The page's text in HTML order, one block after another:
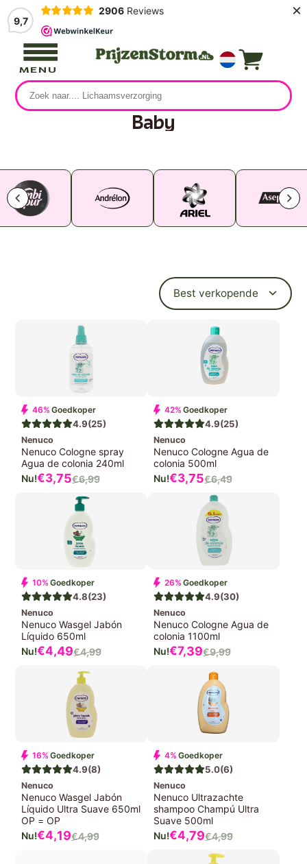
9,7
2906 Reviews ×
MENU
Baby
Best verkopende
46% Goedkoper
4.9(25)
Nenuco
Nenuco Cologne spray
Agua de colonia 240ml
Verkoopprijs
€3,75
Normale
prijs
€6,99
42% Goedkoper
4.9(25)
Nenuco
Nenuco Cologne Agua de
colonia 500ml
Verkoopprijs
€3,75
Normale
prijs
€6,49
10% Goedkoper
4.8(23)
Nenuco
Nenuco Wasgel Jabón
Líquido 650ml
Verkoopprijs
€4,49
Normale
prijs
€4,99
26% Goedkoper
4.9(30)
Nenuco
Nenuco Cologne Agua de
colonia 1100ml
Verkoopprijs
€7,39
Normale
prijs
€9,99
16% Goedkoper
4.9(8)
Nenuco
Nenuco Wasgel Jabón
Líquido Ultra Suave 650ml
OP = OP
Verkoopprijs
€4,19
Normale
€4,99
4% Goedkoper
5.0(6)
Nenuco
Nenuco Ultrazachte
shampoo Champú Ultra
Suave 500ml
Verkoopprijs
€4,79
Normale
prijs
€4,99